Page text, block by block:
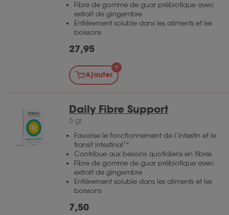
Fibre de gomme de guar prébiotique avec
extrait de gingembre
Entièrement soluble dans les aliments et les
boissons
27,95
Ajouter
Daily Fibre Support
5 gr
Favorise le fonctionnement de l’intestin et le
transit intestinal1 *
Contribue aux besoins quotidiens en fibres
Fibre de gomme de guar prébiotique avec
extrait de gingembre
Entièrement soluble dans les aliments et les
boissons
7,50